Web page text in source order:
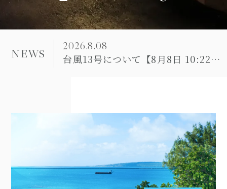
NEWS
2026.8.08
台風13号について【8月8日 10:22現在】